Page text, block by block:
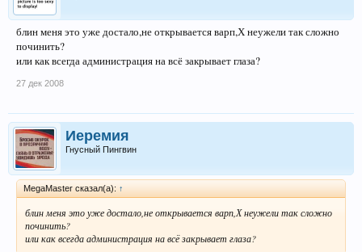
блин меня это уже достало,не открывается варп,Х неужели так сложно
починить?
или как всегда администрация на всё закрывает глаза?
27 дек 2008
Иеремия
Гнусный Пингвин
MegaMaster сказал(а): ↑
блин меня это уже достало,не открывается варп,Х неужели так сложно
починить?
или как всегда администрация на всё закрывает глаза?